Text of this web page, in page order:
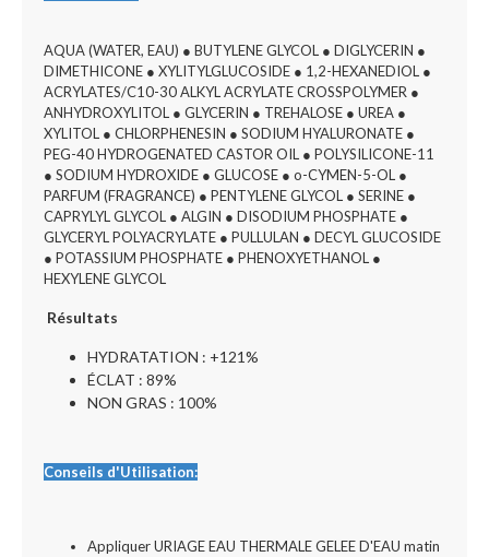
AQUA (WATER, EAU) ● BUTYLENE GLYCOL ● DIGLYCERIN ●
DIMETHICONE ● XYLITYLGLUCOSIDE ● 1,2-HEXANEDIOL ●
ACRYLATES/C10-30 ALKYL ACRYLATE CROSSPOLYMER ●
ANHYDROXYLITOL ● GLYCERIN ● TREHALOSE ● UREA ●
XYLITOL ● CHLORPHENESIN ● SODIUM HYALURONATE ●
PEG-40 HYDROGENATED CASTOR OIL ● POLYSILICONE-11
● SODIUM HYDROXIDE ● GLUCOSE ● o-CYMEN-5-OL ●
PARFUM (FRAGRANCE) ● PENTYLENE GLYCOL ● SERINE ●
CAPRYLYL GLYCOL ● ALGIN ● DISODIUM PHOSPHATE ●
GLYCERYL POLYACRYLATE ● PULLULAN ● DECYL GLUCOSIDE
● POTASSIUM PHOSPHATE ● PHENOXYETHANOL ●
HEXYLENE GLYCOL
Résultats
HYDRATATION : +121%
ÉCLAT : 89%
NON GRAS : 100%
Conseils d'Utilisation:
Appliquer URIAGE EAU THERMALE GELEE D'EAU matin